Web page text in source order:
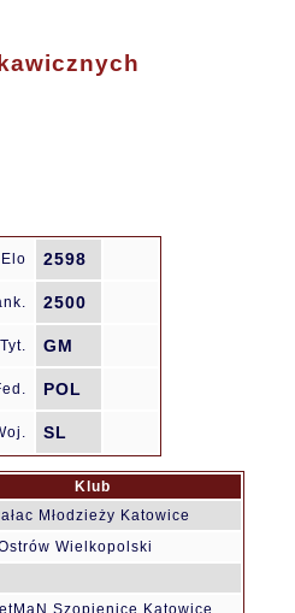
Elo 2598
2500
Tyt. GM
POL
SL
Klub
Młodzieży Katowice
Wielkopolski
Szopienice Katowice